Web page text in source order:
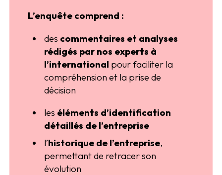
L’enquête comprend :
des commentaires et analyses
rédigés par nos experts à
l’international pour faciliter la
compréhension et la prise de
décision
les éléments d’identification
détaillés de l’entreprise
l’historique de l’entreprise,
permettant de retracer son
évolution